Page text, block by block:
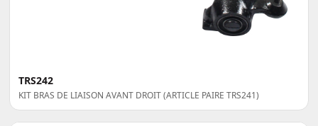
TRS242
KIT BRAS DE LIAISON AVANT DROIT (ARTICLE PAIRE TRS241)